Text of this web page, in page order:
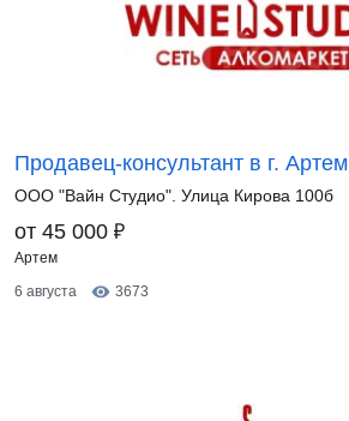
Продавец-консультант в г. Артем
ООО "Вайн Студио". Улица Кирова 100б
от 45 000 ₽
Артем
6 августа
3673